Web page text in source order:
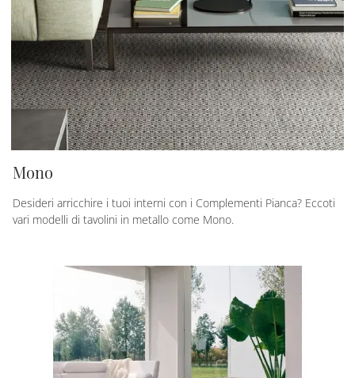
Mono
Desideri arricchire i tuoi interni con i Complementi Pianca? Eccoti
vari modelli di tavolini in metallo come Mono.